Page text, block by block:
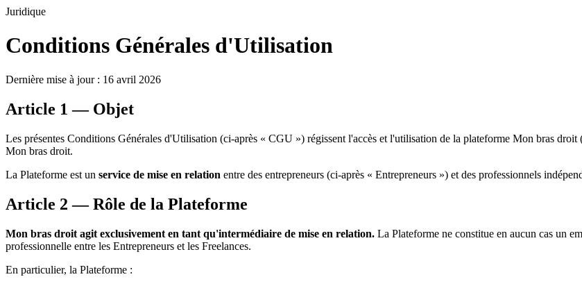
Juridique
Conditions Générales d'Utilisation
Dernière mise à jour : 16 avril 2026
Article 1 — Objet
Les présentes Conditions Générales d'Utilisation (ci-après « CGU ») régissent l'accès et l'utilisation de la plateforme Mon bras
Mon bras droit.
La Plateforme est un service de mise en relation entre des entrepreneurs (ci-après « Entrepreneurs ») et des professionnels
Article 2 — Rôle de la Plateforme
Mon bras droit agit exclusivement en tant qu'intermédiaire de mise en relation. La Plateforme ne constitue en aucun cas un
professionnelle entre les Entrepreneurs et les Freelances.
En particulier, la Plateforme :